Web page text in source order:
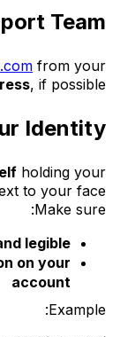
Team
from your
, if possible.
Identity
holding your
to your face.
Make sure:
legible
on your
account
Example: